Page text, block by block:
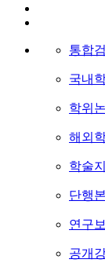
통합
국내
학위
해외
학술지
단행본
연구
공개